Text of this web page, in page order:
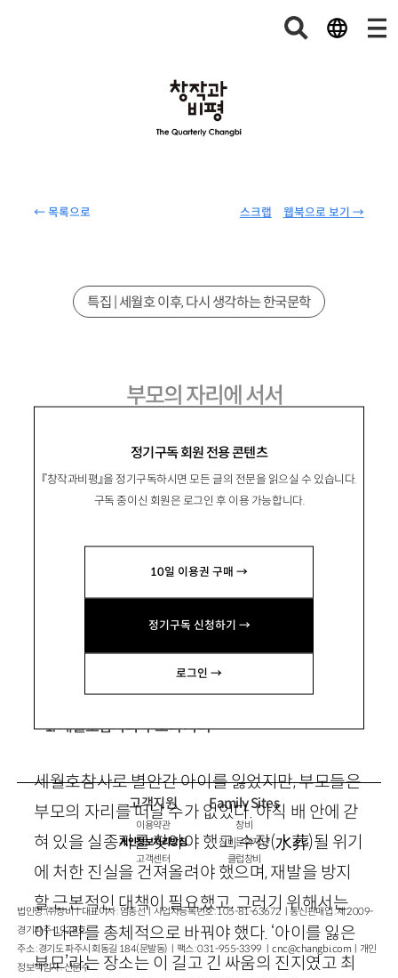
← 목록으로 웹북으로 보기 →
스크랩
정기구독 회원 전용 콘텐츠
『창작과비평』을 정기구독하시면 모든 글의 전문을 읽으실 수 있습니다.
구독 중이신 회원은 로그인 후 이용 가능합니다.
10일 이용권 구매 →
정기구독 신청하기 →
로그인 →
특집 | 세월호 이후, 다시 생각하는 한국문학
부모의 자리에 서서
문학평론가. 주요 평론으로 「절망을 이야기하는
1. 세월호참사와 부모의 자리
세월호참사로 별안간 아이를 잃었지만, 부모들은
부모의 자리를 떠날 수가 없었다. 아직 배 안에 갇
혀 있을 실종자를 찾아야 했고, 수장(水葬)될 위기
에 처한 진실을 건져올려야 했으며, 재발을 방지
할 근본적인 대책이 필요했고, 그러기 위해서는
이 나라를 총체적으로 바꿔야 했다. ‘아이를 잃은
부모’라는 장소는 이 길고 긴 싸움의 진지였고 최
고객지원
이용약관
개인정보처리방침
고객센터
Family Sites
창비
창비문화재단
클럽창비
법인명 : ㈜창비ㅣ대표이사 : 염종선ㅣ사업자등록번호 : 105-81-63672ㅣ통신판매업 : 제 2009-
경기파주-1928호
주소 : 경기도 파주시 회동길 184(문발동)ㅣ팩스 : 031-955-3399 ㅣcnc@changbi.com ㅣ개인
정보책임자 : 신문수